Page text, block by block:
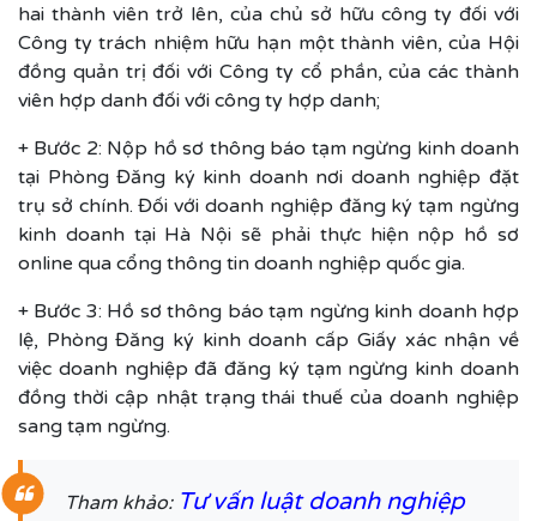
hai thành viên trở lên, của chủ sở hữu công ty đối với
Công ty trách nhiệm hữu hạn một thành viên, của Hội
đồng quản trị đối với Công ty cổ phần, của các thành
viên hợp danh đối với công ty hợp danh;
+ Bước 2: Nộp hồ sơ thông báo tạm ngừng kinh doanh
tại Phòng Đăng ký kinh doanh nơi doanh nghiệp đặt
trụ sở chính. Đối với doanh nghiệp đăng ký tạm ngừng
kinh doanh tại Hà Nội sẽ phải thực hiện nộp hồ sơ
online qua cổng thông tin doanh nghiệp quốc gia.
+ Bước 3: Hồ sơ thông báo tạm ngừng kinh doanh hợp
lệ, Phòng Đăng ký kinh doanh cấp Giấy xác nhận về
việc doanh nghiệp đã đăng ký tạm ngừng kinh doanh
đồng thời cập nhật trạng thái thuế của doanh nghiệp
sang tạm ngừng.
Tham khảo: Tư vấn luật doanh nghiệp